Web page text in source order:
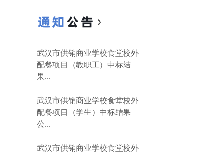
武汉市供销商业学校食堂校外
配餐项目（教职工）中标结
果...
武汉市供销商业学校食堂校外
配餐项目（学生）中标结果
公...
武汉市供销商业学校食堂校外